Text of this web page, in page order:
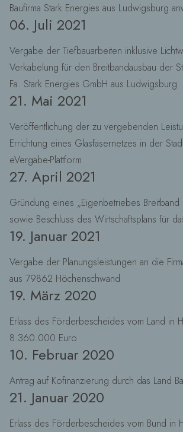
Baufirma Stark Energies aus Ludwigsburg
06. Juli 2021
Vergabe der Tiefbauarbeiten inklusive
Verkabelung für den Breitbandausbau der
Fa. Stark Energies GmbH aus Ludwigsburg
21. Mai 2021
Veröffentlichung der zu vergebenden
Errichtung eines Glasfasernetzes in der
eVergabe-Plattform
27. April 2021
Gründung eines „Eigenbetriebes Breitband
sowie Beschluss des Wirtschaftsplans für
19. Januar 2021
Vergabe der Planungsleistungen an die
aus 79862 Höchenschwand
19. März 2020
Erlass des Förderbescheides vom Land in
8.360.000 Euro
10. Februar 2020
Antrag auf Kofinanzierung durch das Land
21. Januar 2020
Erlass des Förderbescheides vom Bund in